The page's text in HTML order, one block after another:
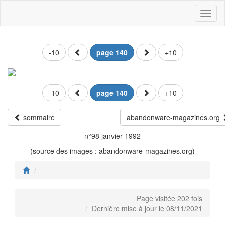
-10 page 140 +10
-10 page 140 +10
sommaire
abandonware-magazines.org
n°98 janvier 1992
(source des images : abandonware-magazines.org)
Page visitée 202 fois
Dernière mise à jour le 08/11/2021